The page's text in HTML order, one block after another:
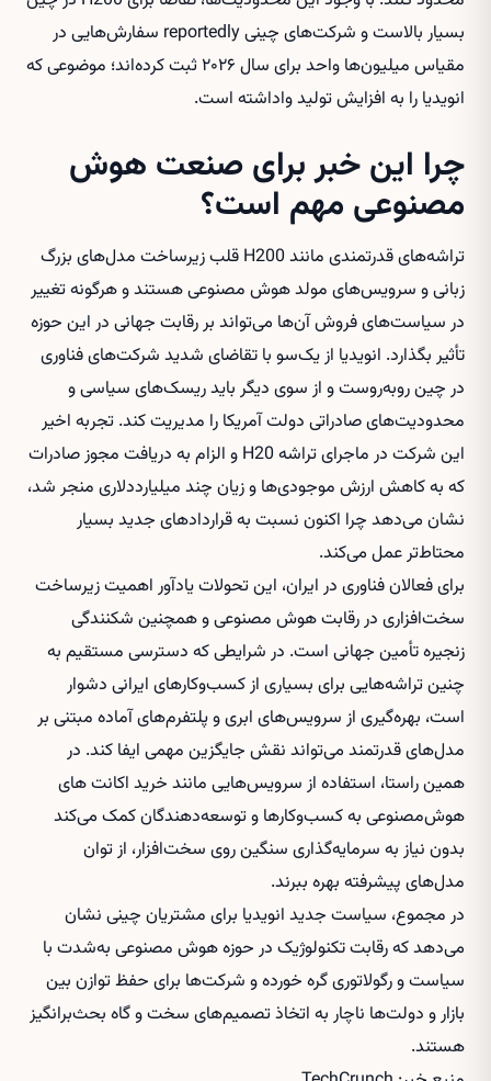
بسیار بالاست و شرکت‌های چینی reportedly سفارش‌هایی در
مقیاس میلیون‌ها واحد برای سال ۲۰۲۶ ثبت کرده‌اند؛ موضوعی که
انویدیا را به افزایش تولید واداشته است.
چرا این خبر برای صنعت هوش
مصنوعی مهم است؟
تراشه‌های قدرتمندی مانند H200 قلب زیرساخت مدل‌های بزرگ
زبانی و سرویس‌های مولد هوش مصنوعی هستند و هرگونه تغییر
در سیاست‌های فروش آن‌ها می‌تواند بر رقابت جهانی در این حوزه
تأثیر بگذارد. انویدیا از یک‌سو با تقاضای شدید شرکت‌های فناوری
در چین روبه‌روست و از سوی دیگر باید ریسک‌های سیاسی و
محدودیت‌های صادراتی دولت آمریکا را مدیریت کند. تجربه اخیر
این شرکت در ماجرای تراشه H20 و الزام به دریافت مجوز صادرات
که به کاهش ارزش موجودی‌ها و زیان چند میلیارددلاری منجر شد،
نشان می‌دهد چرا اکنون نسبت به قراردادهای جدید بسیار
محتاط‌تر عمل می‌کند.
برای فعالان فناوری در ایران، این تحولات یادآور اهمیت زیرساخت
سخت‌افزاری در رقابت هوش مصنوعی و همچنین شکنندگی
زنجیره تأمین جهانی است. در شرایطی که دسترسی مستقیم به
چنین تراشه‌هایی برای بسیاری از کسب‌وکارهای ایرانی دشوار
است، بهره‌گیری از سرویس‌های ابری و پلتفرم‌های آماده مبتنی بر
مدل‌های قدرتمند می‌تواند نقش جایگزین مهمی ایفا کند. در
همین راستا، استفاده از سرویس‌هایی مانند خرید اکانت های
هوش‌مصنوعی به کسب‌وکارها و توسعه‌دهندگان کمک می‌کند
بدون نیاز به سرمایه‌گذاری سنگین روی سخت‌افزار، از توان
مدل‌های پیشرفته بهره ببرند.
در مجموع، سیاست جدید انویدیا برای مشتریان چینی نشان
می‌دهد که رقابت تکنولوژیک در حوزه هوش مصنوعی به‌شدت با
سیاست و رگولاتوری گره خورده و شرکت‌ها برای حفظ توازن بین
بازار و دولت‌ها ناچار به اتخاذ تصمیم‌های سخت و گاه بحث‌برانگیز
هستند.